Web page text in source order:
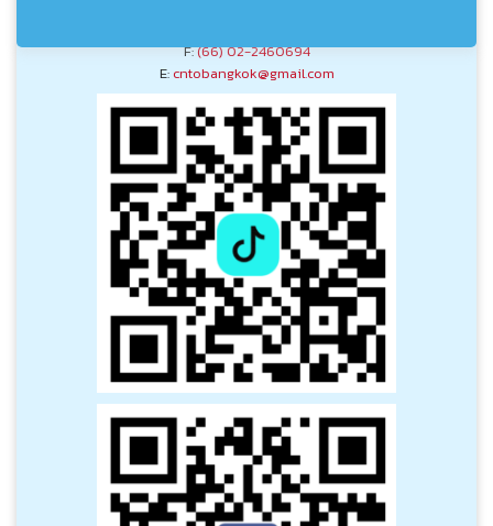
F:(66) 02-2460694
E: cntobangkok@gmail.com